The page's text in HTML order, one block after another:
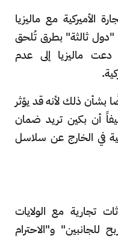
الأميركية مع ماليزيا
"دول ثالثة" بطرق تُلحق
دعت ماليزيا إلى عدم
بشأن ذلك لأنه قد يؤثر
أن بكين تريد ضمان
في الخارج عن سلاسل
تجارية مع الولايات
للجانبين" و"الاحترام